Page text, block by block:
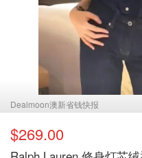
Dealmoon澳新省钱快报
$269.00